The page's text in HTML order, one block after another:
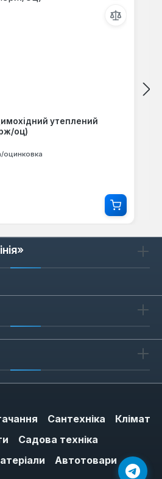
утеплений
оц)
оцинковка
Сантехніка
Клімат
Садова техніка
Автотовари